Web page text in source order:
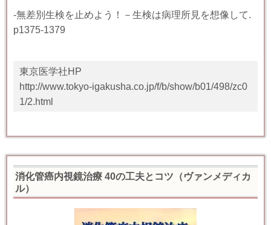
-無差別生検を止めよう！－生検は病理所見を想像して.
p1375-1379
東京医学社HP
http://www.tokyo-igakusha.co.jp/f/b/show/b01/498/zc0
1/2.html
消化管癌内視鏡治療 40の工夫とコツ（ヴァンメディカ
ル）